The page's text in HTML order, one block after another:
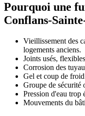
Pourquoi une
Conflans-
Vieillissement des
logements anciens.
Joints usés,
Corrosion des
Gel et coup de
Groupe de sécurité
Pression d'eau trop
Mouvements du